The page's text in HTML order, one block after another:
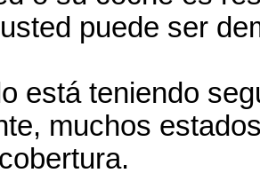
puede ser
está teniendo
muchos